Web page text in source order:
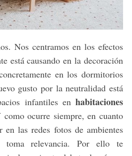
Nos centramos en los efectos
está causando en la decoración
en los dormitorios
gusto por la neutralidad está
infantiles enhabitaciones
ocurre siempre, en cuanto
en las redes fotos de ambientes
toma relevancia. Por ello te